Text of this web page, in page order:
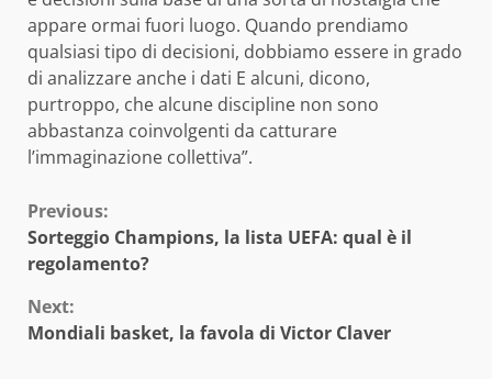
appare ormai fuori luogo. Quando prendiamo
qualsiasi tipo di decisioni, dobbiamo essere in grado
di analizzare anche i dati E alcuni, dicono,
purtroppo, che alcune discipline non sono
abbastanza coinvolgenti da catturare
l’immaginazione collettiva”.
Continue
Reading
Previous:
Sorteggio Champions, la lista UEFA: qual è il
regolamento?
Next:
Mondiali basket, la favola di Victor Claver